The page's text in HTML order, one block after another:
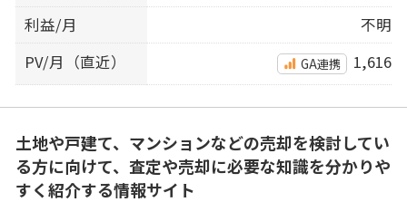
利益/月
不明
PV/月（直近）
GA連携 1,616
土地や戸建て、マンションなどの売却を検討してい
る方に向けて、査定や売却に必要な知識を分かりや
すく紹介する情報サイト